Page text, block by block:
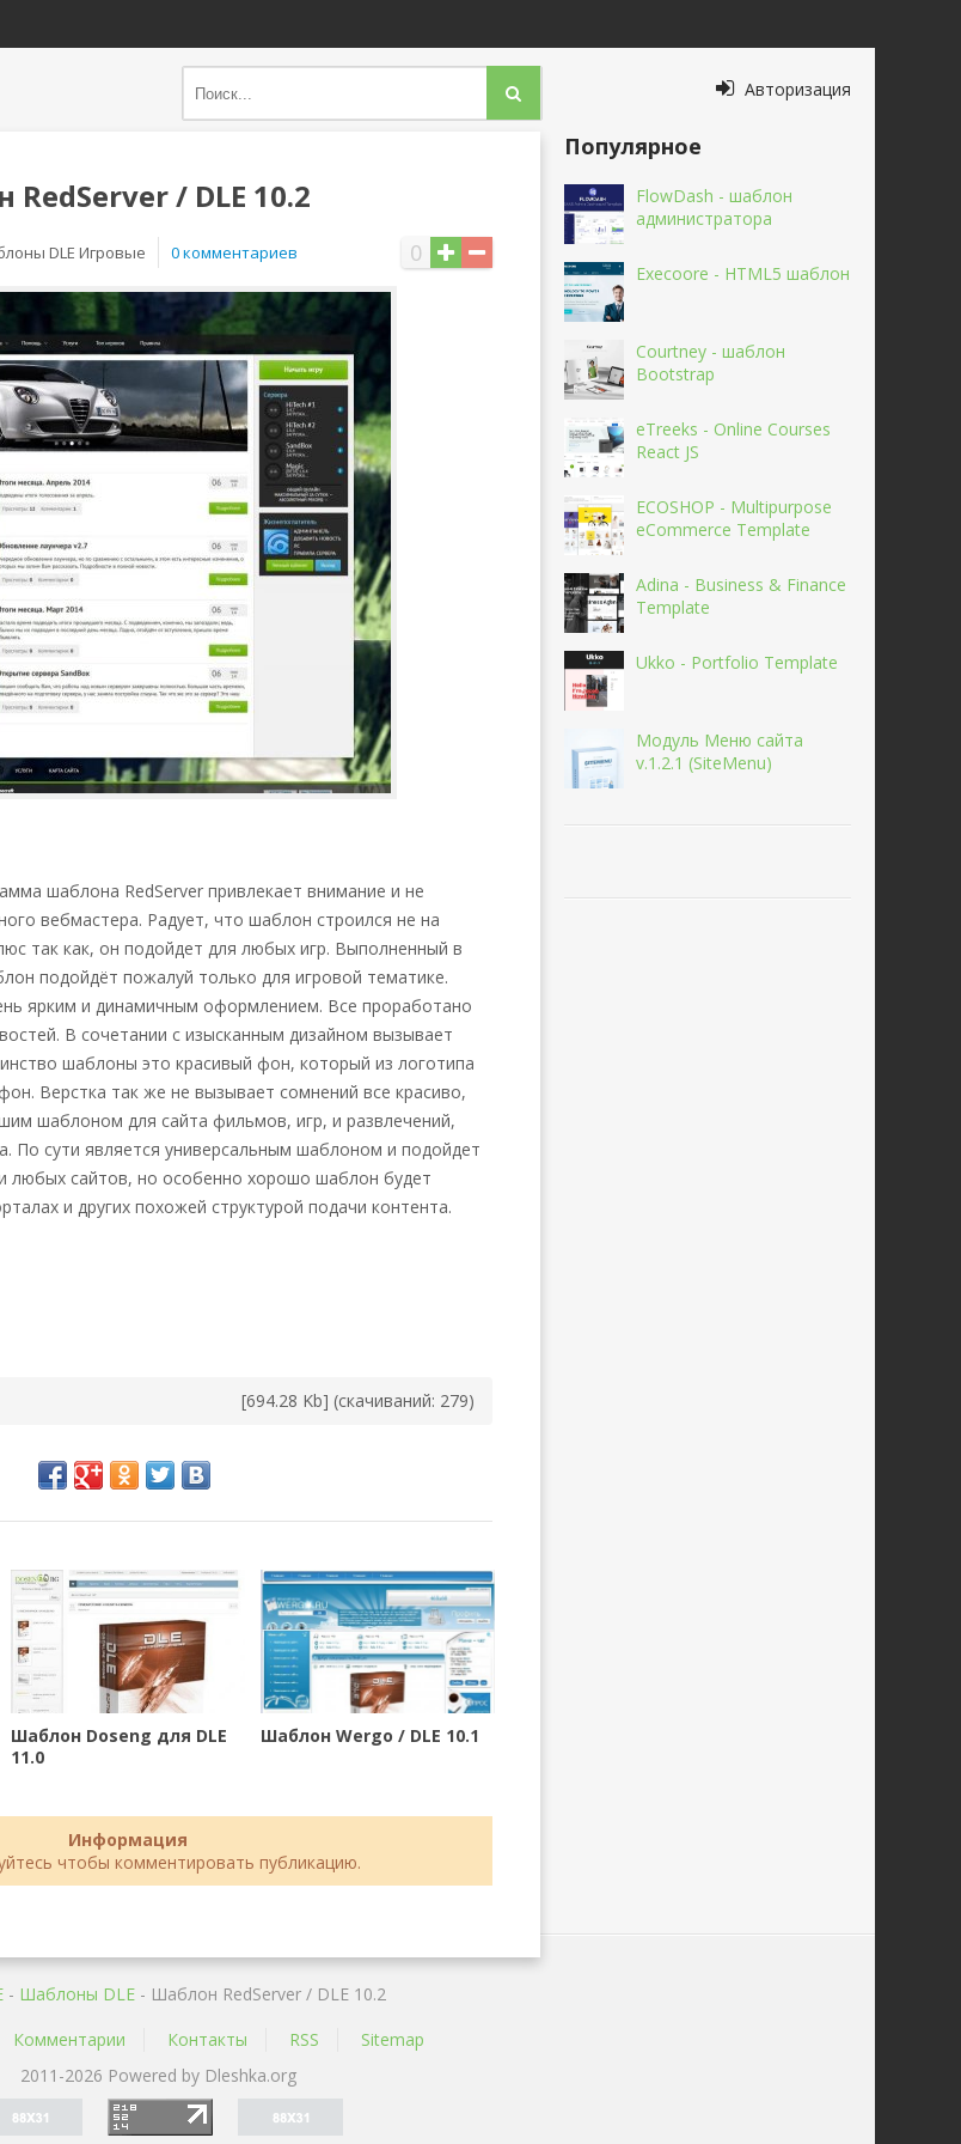
Авторизация
/ DLE 10.2
0
DLE Игровые 0 комментариев
шаблона RedServer привлекает внимание и не
вебмастера. Радует, что шаблон строился не на
так как, он подойдет для любых игр. Выполненный в
подойдёт пожалуй только для игровой тематике.
ярким и динамичным оформлением. Все проработано
В сочетании с изысканным дизайном вызывает
шаблоны это красивый фон, который из логотипа
Верстка так же не вызывает сомнений все красиво,
шаблоном для сайта фильмов, игр, и развлечений,
По сути является универсальным шаблоном и подойдет
любых сайтов, но особенно хорошо шаблон будет
и других похожей структурой подачи контента.
[694.28 Kb] (cкачиваний: 279)
Шаблон Doseng для DLE
11.0
Шаблон Wergo / DLE 10.1
Информация
чтобы комментировать публикацию.
Популярное
FlowDash - шаблон
администратора
Execoore - HTML5 шаблон
Courtney - шаблон
Bootstrap
eTreeks - Online Courses
React JS
ECOSHOP - Multipurpose
eCommerce Template
Adina - Business & Finance
Template
Ukko - Portfolio Template
Модуль Меню сайта
v.1.2.1 (SiteMenu)
- Шаблоны DLE- Шаблон RedServer / DLE 10.2
Комментарии Контакты RSS
Sitemap
2011-2026 Powered by Dleshka.org